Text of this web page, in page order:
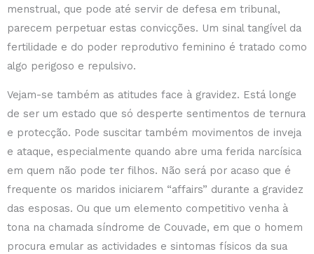
menstrual, que pode até servir de defesa em tribunal,
parecem perpetuar estas convicções. Um sinal tangível da
fertilidade e do poder reprodutivo feminino é tratado como
algo perigoso e repulsivo.
Vejam-se também as atitudes face à gravidez. Está longe
de ser um estado que só desperte sentimentos de ternura
e protecção. Pode suscitar também movimentos de inveja
e ataque, especialmente quando abre uma ferida narcísica
em quem não pode ter filhos. Não será por acaso que é
frequente os maridos iniciarem “affairs” durante a gravidez
das esposas. Ou que um elemento competitivo venha à
tona na chamada síndrome de Couvade, em que o homem
procura emular as actividades e sintomas físicos da sua